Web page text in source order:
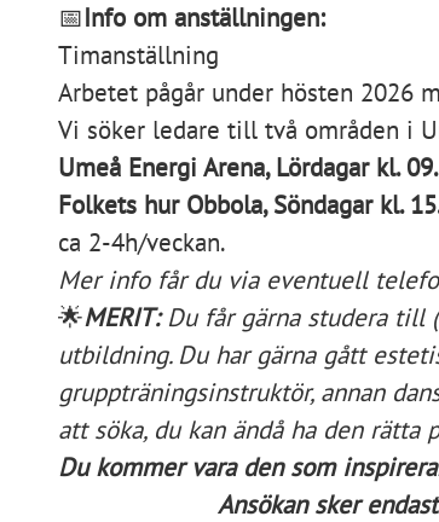
📅Info om anställningen:
Timanställning
Arbetet pågår under hösten 2026
Vi söker ledare till två områden i
Umeå Energi Arena, Lördagar kl.
Folkets hur Obbola, Söndagar kl.
ca 2-4h/veckan.
Mer info får du via eventuell
🌟MERIT:Du får gärna studera till
utbildning. Du har gärna gått
gruppträningsinstruktör, annan
att söka, du kan ändå ha den rätta
Du kommer vara den som
Ansökan sker